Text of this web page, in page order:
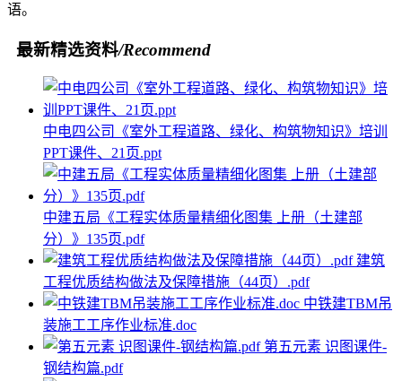
语。
最新精选资料/Recommend
中电四公司《室外工程道路、绿化、构筑物知识》培训
PPT课件、21页.ppt
中建五局《工程实体质量精细化图集 上册（土建部
分）》135页.pdf
建筑
工程优质结构做法及保障措施（44页）.pdf
中铁建TBM吊
装施工工序作业标准.doc
第五元素 识图课件-
钢结构篇.pdf